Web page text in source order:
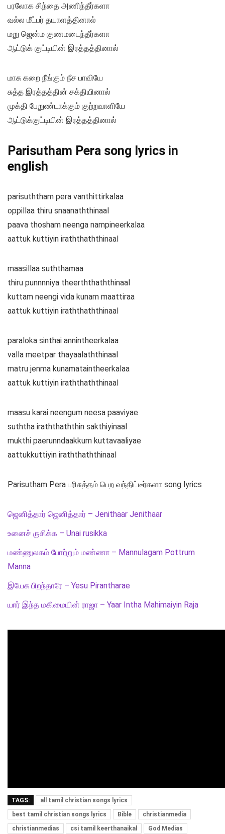
பரலோக சிந்தை அணிந்தீர்களா
வல்ல மீட்பர் தயாளத்தினால்
மறு ஜென்ம குணமடைந்தீர்களா
ஆட்டுக் குட்டியின் இரத்தத்தினால்
மாசு கறை நீங்கும் நீச பாவியே
சுத்த இரத்தத்தின் சக்தியினால்
முக்தி பேறுண்டாக்கும் குற்றவாளியே
ஆட்டுக்குட்டியின் இரத்தத்தினால்
Parisutham Pera song lyrics in
english
parisuththam pera vanthittirkalaa
oppillaa thiru snaanaththinaal
paava thosham neenga nampineerkalaa
aattuk kuttiyin iraththaththinaal
maasillaa suththamaa
thiru punnnniya theerththaththinaal
kuttam neengi vida kunam maattiraa
aattuk kuttiyin iraththaththinaal
paraloka sinthai annintheerkalaa
valla meetpar thayaalaththinaal
matru jenma kunamataintheerkalaa
aattuk kuttiyin iraththaththinaal
maasu karai neengum neesa paaviyae
suththa iraththaththin sakthiyinaal
mukthi paerunndaakkum kuttavaaliyae
aattukkuttiyin iraththaththinaal
Parisutham Pera பரிசுத்தம் பெற வந்திட்டீர்களா song lyrics
ஜெனித்தார் ஜெனித்தார் – Jenithaar Jenithaar
உனைச் ருசிக்க – Unai rusikka
மண்ணுலகம் போற்றும் மண்ணா – Mannulagam Pottrum
Manna
இயேசு பிறந்தாரே – Yesu Pirantharae
யார் இந்த மகிமையின் ராஜா – Yaar Intha Mahimaiyin Raja
TAGS:
all tamil christian songs lyrics
best tamil christian songs lyrics
Bible
christianmedia
christianmedias
csi tamil keerthanaikal God Medias